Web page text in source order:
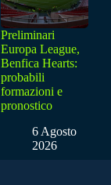
Preliminari
Europa League,
Benfica Hearts:
probabili
formazioni e
pronostico
6 Agosto
2026